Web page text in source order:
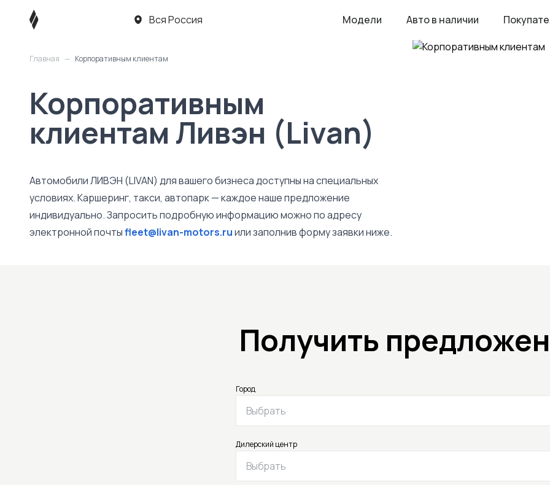
Вся Россия Модели Авто в наличии
Главная — Корпоративным клиентам
Корпоративным
клиентам Ливэн (Livan)
Автомобили ЛИВЭН (LIVAN) для вашего бизнеса доступны на специальных
условиях. Каршеринг, такси, автопарк — каждое наше предложение
индивидуально. Запросить подробную информацию можно по адресу
электронной почтыfleet@livan-motors.ruили заполнив форму заявки ниже.
Получить
Город
Выбрать
Дилерский центр
Выбрать